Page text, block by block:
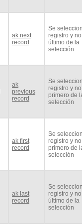
ak next
record
Se
registro y
último de la
selección
ak
previous
record
Se
registro y
primero de
selección
ak first
record
Se
registro y
primero de
selección
ak last
record
Se
registro y
último de la
selección